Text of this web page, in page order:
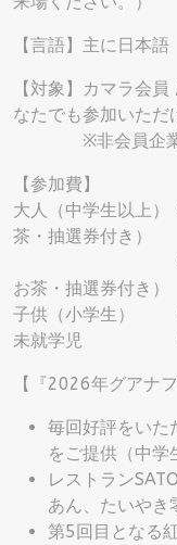
【言語】主に日本語
【対象】カマラ会
なたでも参加いただ
※非会員企業の
【参加費】
大人（中学生以上
茶・抽選券付き）
：カマラ非
お茶・抽選券付き）
子供（小学生） ：
未就学児 ：無
【『2026年グアナ
毎回好評をいた
をご提供（中学
レストラン
あん、たいやき
第5回目となる